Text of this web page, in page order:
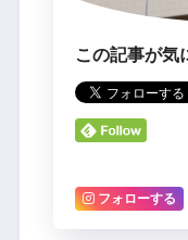
この記事が気
フォローする